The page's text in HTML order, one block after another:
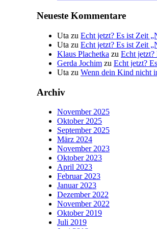
Neueste Kommentare
Uta zu Echt jetzt? Es ist Zeit
Uta zu Echt jetzt? Es ist Zeit
Klaus Plachetka zu Echt jetzt?
Gerda Jochim zu Echt jetzt?
Uta zu Wenn dein Kind nicht
Archiv
November 2025
Oktober 2025
September 2025
März 2024
November 2023
Oktober 2023
April 2023
Februar 2023
Januar 2023
Dezember 2022
November 2022
Oktober 2019
Juli 2019